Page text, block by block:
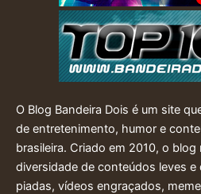
O Blog Bandeira Dois é um site
de entretenimento, humor e
brasileira. Criado em 2010, o blog
diversidade de conteúdos leves
piadas, vídeos engraçados,